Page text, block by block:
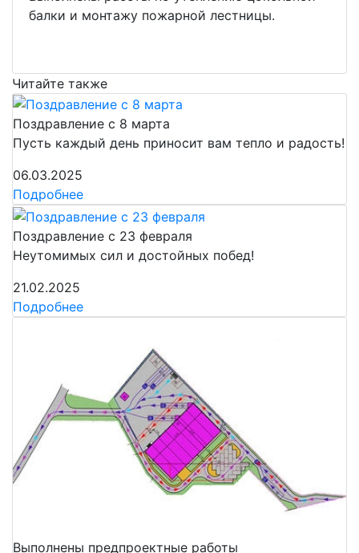
балки и монтажу пожарной лестницы.
Читайте также
Поздравление с 8 марта
Пусть каждый день приносит вам тепло и радость!
06.03.2025
Подробнее
Поздравление с 23 февраля
Неутомимых сил и достойных побед!
21.02.2025
Подробнее
Выполнены предпроектные работы